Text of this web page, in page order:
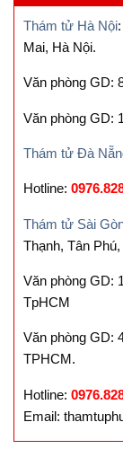
Thám tử Hà Nội
Mai, Hà Nội.
Văn phòng GD:
Văn phòng GD:
Thám tử Đà
Hotline:
Thám tử Sài
Thạnh, Tân
Văn phòng GD:
TpHCM
Văn phòng GD:
TPHCM.
Hotline:
Email: